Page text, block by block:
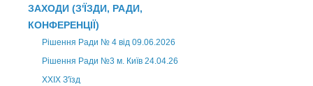
ЗАХОДИ (З'ЇЗДИ, РАДИ,
КОНФЕРЕНЦІЇ)
Рішення Ради № 4 від 09.06.2026
Рішення Ради №3 м. Київ 24.04.26
XXІХ З'їзд